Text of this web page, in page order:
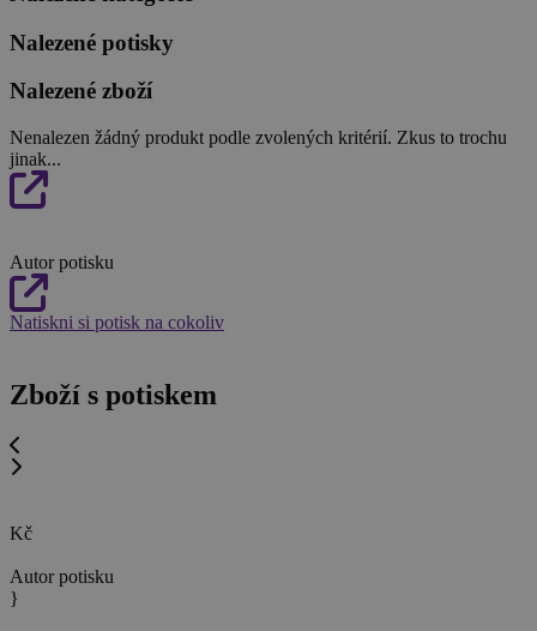
Nalezené potisky
Nalezené zboží
Nenalezen žádný produkt podle zvolených kritérií. Zkus to trochu
jinak...
Autor potisku
Natiskni si potisk na cokoliv
Zboží s potiskem
Kč
Autor potisku
}